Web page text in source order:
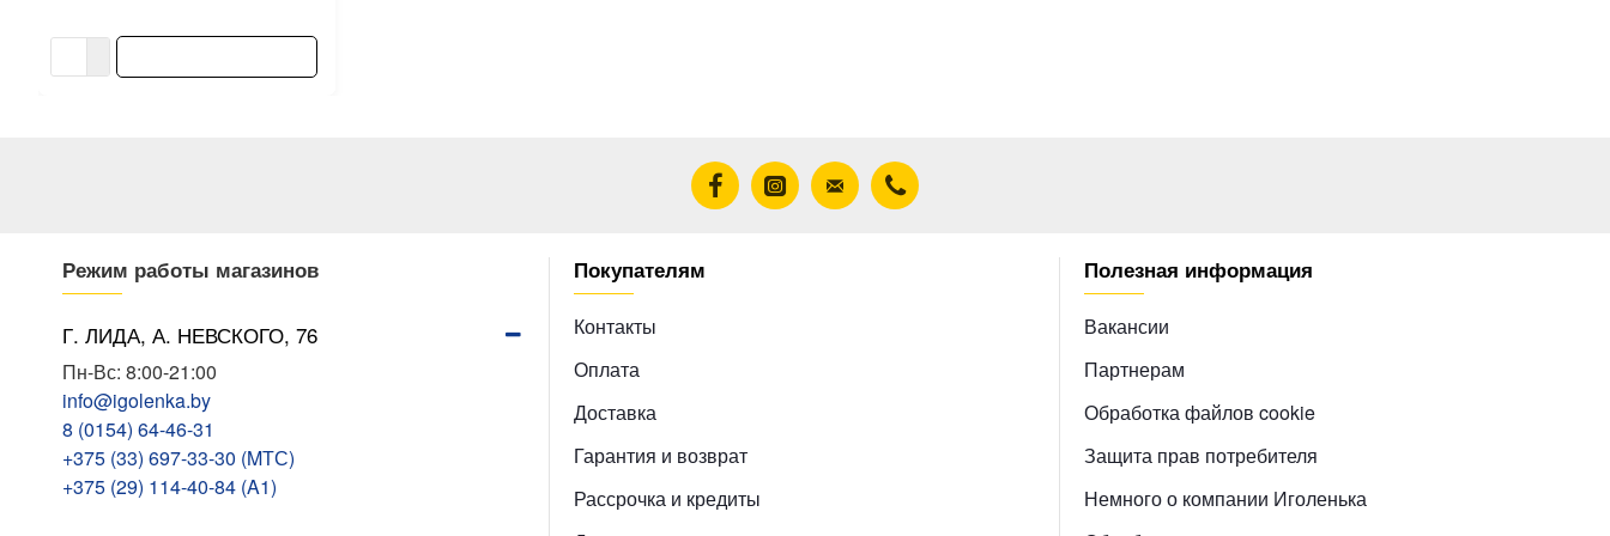
Режим работы магазинов
Г. ЛИДА, А. НЕВСКОГО, 76
Пн-Вс: 8:00-21:00
info@igolenka.by
8 (0154) 64-46-31
+375 (33) 697-33-30 (MТС)
+375 (29) 114-40-84 (A1)
Покупателям
Контакты
Оплата
Доставка
Гарантия и возврат
Рассрочка и кредиты
Полезная информация
Вакансии
Партнерам
Обработка файлов cookie
Защита прав потребителя
Немного о компании Иголенька